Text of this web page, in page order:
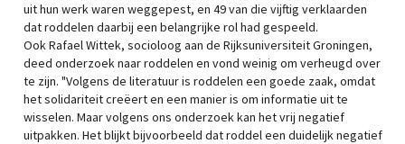
uit hun werk waren weggepest, en 49 van die vijftig verklaarden
dat roddelen daarbij een belangrijke rol had gespeeld.
Ook Rafael Wittek, socioloog aan de Rijksuniversiteit Groningen,
deed onderzoek naar roddelen en vond weinig om verheugd over
te zijn. "Volgens de literatuur is roddelen een goede zaak, omdat
het solidariteit creëert en een manier is om informatie uit te
wisselen. Maar volgens ons onderzoek kan het vrij negatief
uitpakken. Het blijkt bijvoorbeeld dat roddel een duidelijk negatief